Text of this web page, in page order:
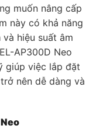
muốn nâng cấp
này có khả năng
hiệu suất âm
AP300D Neo
giúp việc lắp đặt
nên dễ dàng và